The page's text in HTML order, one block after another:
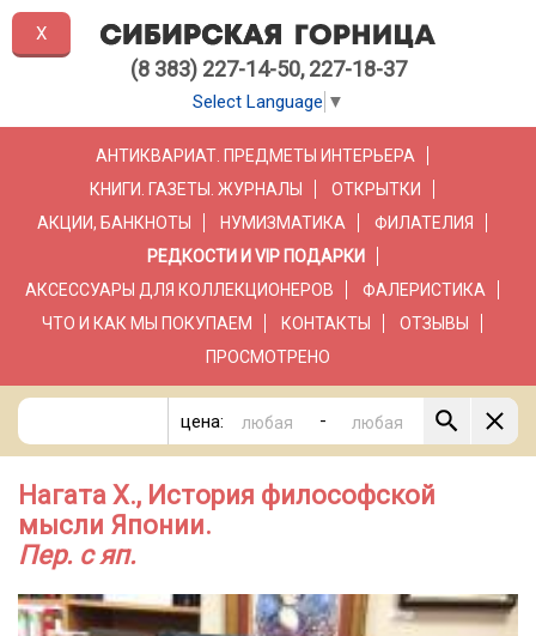
(8 383) 227-14-50, 227-18-37
Select Language ▼
АНТИКВАРИАТ. ПРЕДМЕТЫ ИНТЕРЬЕРА
КНИГИ. ГАЗЕТЫ. ЖУРНАЛЫ
ОТКРЫТКИ
АКЦИИ, БАНКНОТЫ
НУМИЗМАТИКА
ФИЛАТЕЛИЯ
РЕДКОСТИ И VIP ПОДАРКИ
АКСЕССУАРЫ ДЛЯ КОЛЛЕКЦИОНЕРОВ
ФАЛЕРИСТИКА
ЧТО И КАК МЫ ПОКУПАЕМ
КОНТАКТЫ
ОТЗЫВЫ
ПРОСМОТРЕНО
цена: -
Нагата Х., История философской
мысли Японии.
Пер. с яп.
X